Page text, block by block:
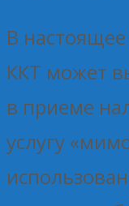
В
ККТ может
в приеме
услугу